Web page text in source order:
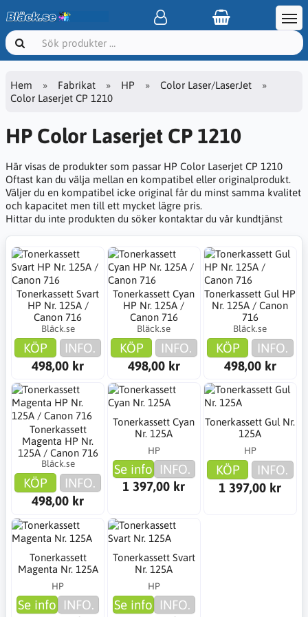
Hem Fabrikat HP
Color Laser/LaserJet
Color Laserjet CP 1210
HP Color Laserjet CP 1210
Här visas de produkter som passar HP Color Laserjet CP 1210
Oftast kan du välja mellan en kompatibel eller originalprodukt.
Väljer du en kompatibel icke original får du minst samma kvalitet
och kapacitet men till ett mycket lägre pris.
Hittar du inte produkten du söker kontaktar du vår kundtjänst
Tonerkassett Svart
HP Nr. 125A /
Canon 716
Bläck.se
KÖP
INFO.
498,00 kr
Tonerkassett Cyan
HP Nr. 125A /
Canon 716
Bläck.se
KÖP
INFO.
498,00 kr
Tonerkassett Gul HP
Nr. 125A / Canon
716
Bläck.se
KÖP
INFO.
498,00 kr
Tonerkassett
Magenta HP Nr.
125A / Canon 716
Bläck.se
KÖP
INFO.
498,00 kr
Tonerkassett Cyan
Nr. 125A
HP
Se info INFO.
1 397,00 kr
Tonerkassett Gul Nr.
125A
HP
KÖP
INFO.
1 397,00 kr
Tonerkassett
Magenta Nr. 125A
HP
Se info INFO.
Tonerkassett Svart
Nr. 125A
HP
Se info INFO.